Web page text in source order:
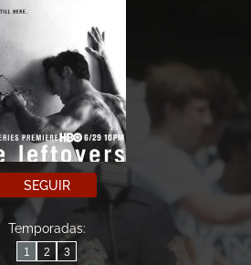
SEGUIR
Temporadas:
1 2 3